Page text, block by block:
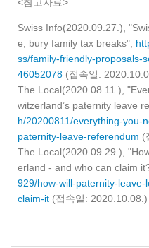
Swiss Info(2020.09.27.),
e, bury family tax breaks",
ss/family-friendly-proposals-
46052078 (접속일:
The Local(2020.08.11.),
witzerland’s paternity leave
h/20200811/everything-you-
paternity-leave-referendum (
The Local(2020.09.29.),
erland - and who can claim
929/how-will-paternity-
claim-it (접속일: 2020.10.08.)